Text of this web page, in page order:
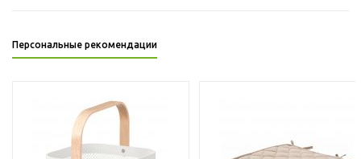
Персональные рекомендации